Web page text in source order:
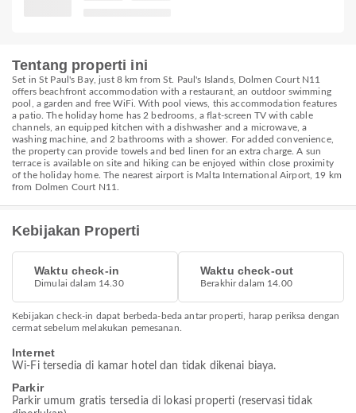
Tentang properti ini
Set in St Paul's Bay, just 8 km from St. Paul's Islands, Dolmen Court N11
offers beachfront accommodation with a restaurant, an outdoor swimming
pool, a garden and free WiFi. With pool views, this accommodation features
a patio. The holiday home has 2 bedrooms, a flat-screen TV with cable
channels, an equipped kitchen with a dishwasher and a microwave, a
washing machine, and 2 bathrooms with a shower. For added convenience,
the property can provide towels and bed linen for an extra charge. A sun
terrace is available on site and hiking can be enjoyed within close proximity
of the holiday home. The nearest airport is Malta International Airport, 19 km
from Dolmen Court N11.
Kebijakan Properti
Waktu check-in
Dimulai dalam 14.30
Waktu check-out
Berakhir dalam 14.00
Kebijakan check-in dapat berbeda-beda antar properti, harap periksa dengan
cermat sebelum melakukan pemesanan.
Internet
Wi-Fi tersedia di kamar hotel dan tidak dikenai biaya.
Parkir
Parkir umum gratis tersedia di lokasi properti (reservasi tidak